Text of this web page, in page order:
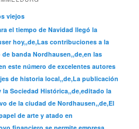
viejos
el tiempo de Navidad llegó la
hoy,,de,Las contribuciones a la
banda Nordhausen,,de,en las
este número de excelentes autores
de historia local,,de,La publicación
Sociedad Histórica,,de,editado la
de la ciudad de Nordhausen,,de,El
de arte y atado en